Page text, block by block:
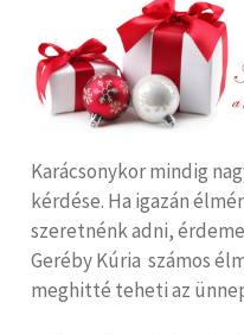
Karácsonykor mindig
kérdése. Ha igazán
szeretnénk adni,
Geréby Kúria számos
meghitté teheti az